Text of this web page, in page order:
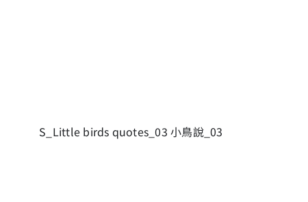
S_Little birds quotes_03 小鳥說_03